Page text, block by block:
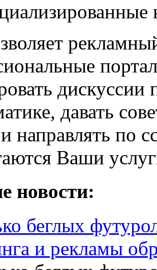
дискуссии
давать
направлять по
Ваши
новости:
беглых
и рекламы